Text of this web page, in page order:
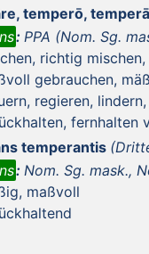
temperō,
: PPA (Nom. Sg.
richtig
gebrauchen,
regieren,
fernhalten
temperantis
: Nom. Sg. mask.,
maßvoll